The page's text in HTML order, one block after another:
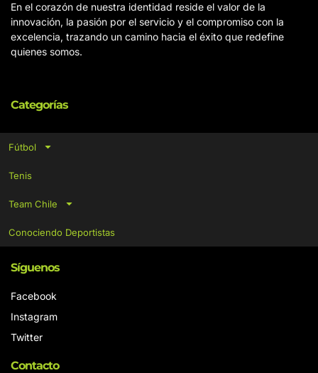
En el corazón de nuestra identidad reside el valor de la
innovación, la pasión por el servicio y el compromiso con la
excelencia, trazando un camino hacia el éxito que redefine
quienes somos.
Categorías
Fútbol
Tenis
Team Chile
Conociendo Deportistas
Síguenos
Facebook
Instagram
Twitter
Contacto